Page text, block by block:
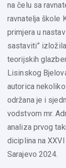
na čelu sa
ravnatelja škole
primjera u
sastaviti”
teorijskih
Lisinskog
autorica
održana je i
vodstvom mr.
analiza prvog
diciplina na
Sarajevo 2024.